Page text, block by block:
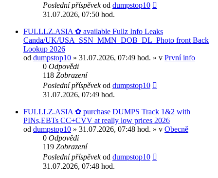
Poslední příspěvekod dumpstop10
31.07.2026, 07:50 hod.
FULLLZ.ASIA ✿ available Fullz Info Leaks
Canda/UK/USA_SSN_MMN_DOB_DL_Photo front Back
Lookup 2026
od dumpstop10 » 31.07.2026, 07:49 hod. » v První info
0 Odpovědi
118 Zobrazení
Poslední příspěvekod dumpstop10
31.07.2026, 07:49 hod.
FULLLZ.ASIA ✿ purchase DUMPS Track 1&2 with
PINs,EBTs CC+CVV at really low prices 2026
od dumpstop10 » 31.07.2026, 07:48 hod. » v Obecně
0 Odpovědi
119 Zobrazení
Poslední příspěvekod dumpstop10
31.07.2026, 07:48 hod.